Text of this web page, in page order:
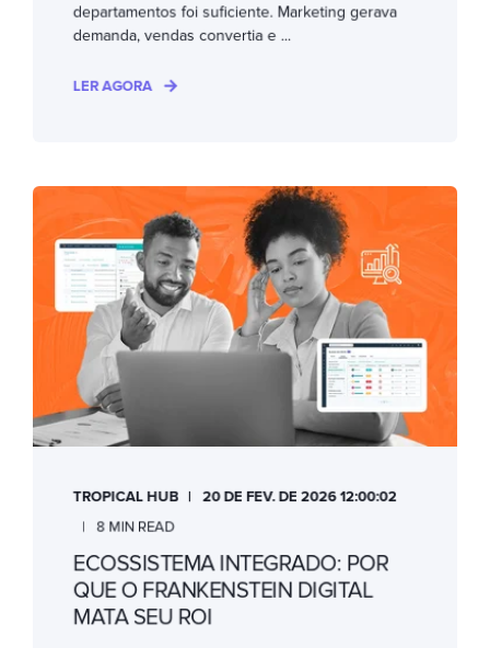
departamentos foi suficiente. Marketing gerava
demanda, vendas convertia e ...
LER AGORA
TROPICAL HUB
20 DE FEV. DE 2026 12:00:02
8 MIN READ
ECOSSISTEMA INTEGRADO: POR
QUE O FRANKENSTEIN DIGITAL
MATA SEU ROI